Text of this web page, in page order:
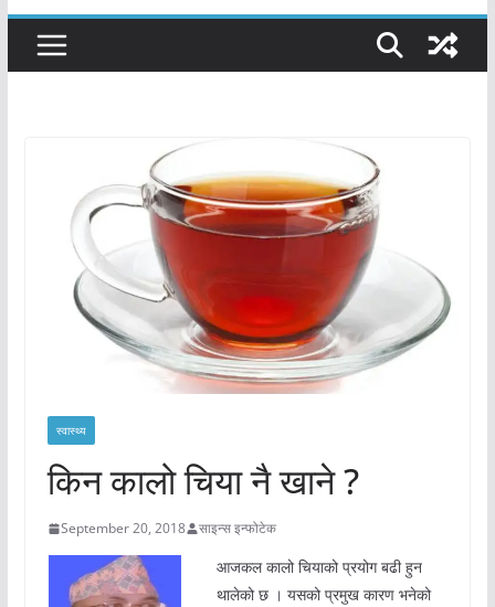
स्वास्थ्य
किन कालो चिया नै खाने ?
September 20, 2018 साइन्स इन्फोटेक
आजकल कालो चियाको प्रयोग बढी हुन
थालेको छ । यसको प्रमुख कारण भनेको